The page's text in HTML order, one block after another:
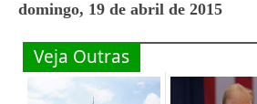
domingo, 19 de abril de 2015
Veja Outras